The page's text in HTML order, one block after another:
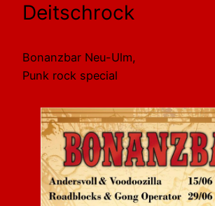
Deitschrock
Bonanzbar Neu-Ulm,
Punk rock special